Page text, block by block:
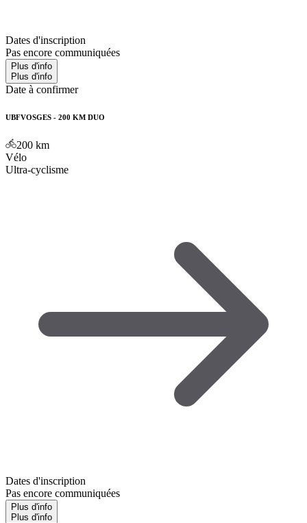
Dates d'inscription
Pas encore communiquées
Plus d'info
Plus d'info
Date à confirmer
UBFVOSGES - 200 KM DUO
200 km
Vélo
Ultra-cyclisme
Dates d'inscription
Pas encore communiquées
Plus d'info
Plus d'info